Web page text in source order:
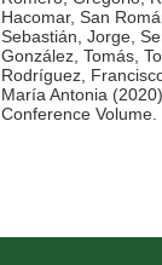
Hacomar, San
Sebastián, Jorge,
González, Tomás,
Rodríguez,
María Antonia
Conference